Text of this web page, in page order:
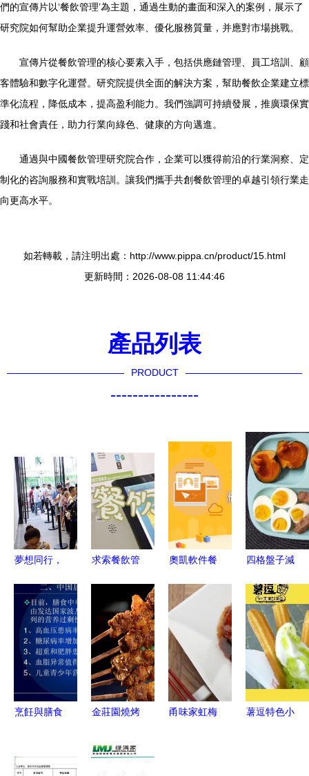
們的宣傳片以‘餐飲管理’為主題，通過生動的畫面和深入的案例，展示了
研究院如何幫助企業提升運營效率、優化服務質量，并應對市場挑戰。
宣傳片從餐飲管理的核心要素入手，包括供應鏈管理、員工培訓、顧
客體驗和數字化運營。研究院提供全面的解決方案，幫助餐飲企業建立標
準化流程，降低成本，提高盈利能力。我們強調可持續發展，推廣環保實
踐和社會責任，助力行業向綠色、健康的方向邁進。
通過與中國餐飲管理研究院合作，企業可以獲得前沿的行業洞察、定
制化的咨詢服務和實戰培訓。讓我們攜手共創餐飲管理的卓越引領行業走
向更高水平。
如若轉載，請注明出處：http://www.pippa.cn/product/15.html
更新時間：2026-08-08 11:44:46
產品列表
PRODUCT
----------------
夢想同行，
餐飲管理的
變革與未來
求索餐飲管
版v3.1官方
免費版下載
與評測
奧凱軟件餐
儲值卡折扣
優化運營與
提升顧客忠
誠度
四格盤子減
上手，健康
管理每一天
烹飪與膳食
核心要素與
金莊園燒烤
視覺誘惑與
甬味家虹梅
薯逗特色小